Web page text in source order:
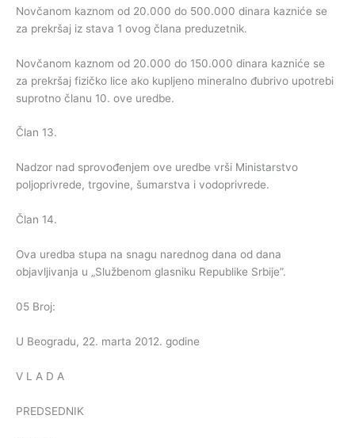
Novčanom kaznom od 20.000 do 500.000 dinara kazniće se
za prekršaj iz stava 1 ovog člana preduzetnik.
Novčanom kaznom od 20.000 do 150.000 dinara kazniće se
za prekršaj fizičko lice ako kupljeno mineralno đubrivo upotrebi
suprotno članu 10. ove uredbe.
Član 13.
Nadzor nad sprovođenjem ove uredbe vrši Ministarstvo
poljoprivrede, trgovine, šumarstva i vodoprivrede.
Član 14.
Ova uredba stupa na snagu narednog dana od dana
objavljivanja u „Službenom glasniku Republike Srbije”.
05 Broj:
U Beogradu, 22. marta 2012. godine
V L A D A
PREDSEDNIK